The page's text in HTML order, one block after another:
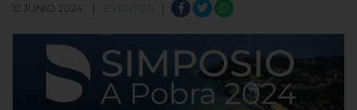
12 JUNIO 2024 | EVENTOS |